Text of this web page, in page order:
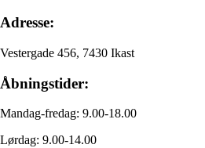
Adresse:
Vestergade 456, 7430 Ikast
Åbningstider:
Mandag-fredag: 9.00-18.00
Lørdag: 9.00-14.00